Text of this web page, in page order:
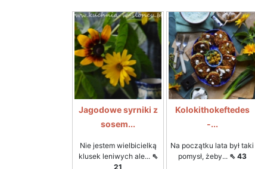
Jagodowe syrniki z
sosem...
Nie jestem wielbicielką
klusek leniwych ale... ⇖
21
Kolokithokeftedes
-...
Na początku lata był taki
pomysł, żeby... ⇖ 43